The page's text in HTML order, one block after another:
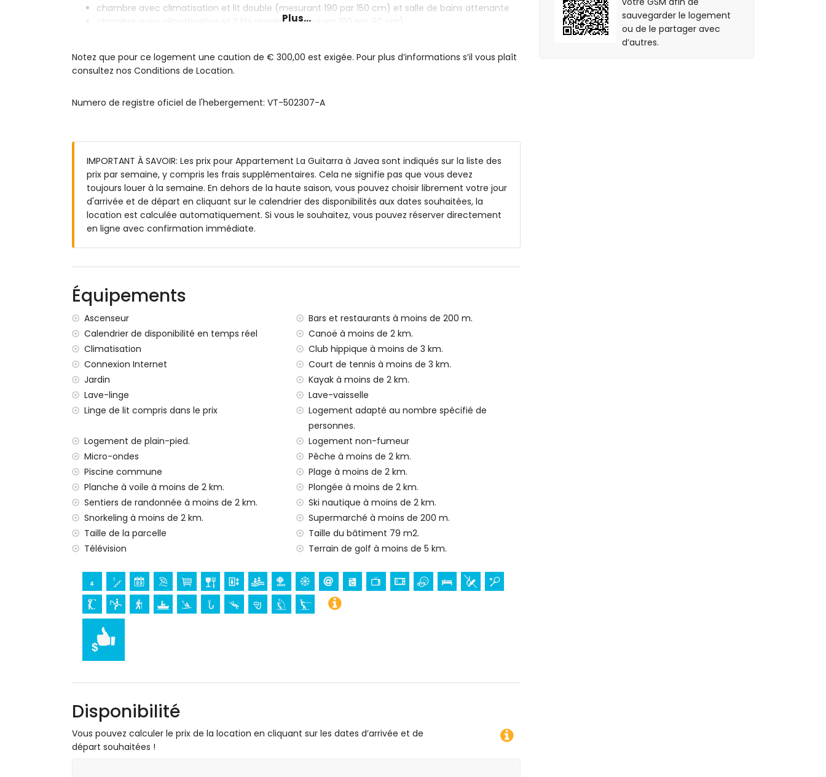
chambre avec climatisation et lit double (mesurant 190 par 150 cm) et salle de bains attenante
chambre avec climatisation et 2 lits simples (mesurant 190 par 90 cm)
Extérieur de l'appartement
jardin gazonné
Informations supplémentaires
berges ou rivage le plus proche : Méditerranée 1.3km
plage la plus proche : Javea 1.3km
port le plus proche : Javea 1.3km
aéroport le plus proche : Alicante (à plus de 100 kilomètres)
deuxième aéroport le plus proche : Valence (à plus de 100 kilomètres)
animaux de compagnie non admis
L'hébergement est très adapté aux familles avec enfants.
Services et équipements inclus dans le prix de la location de l'appartement
internet (WiFi)
linge de lit
servilletes
Loisirs et activités pendant vos vacances à Javea, Costa Blanca
cinéma, discothèque et bar (à moins de 1000 mètres de la maison)
promenade (à moins de 5 kilomètres de la maison)
Sites culturels à Javea, Costa Blanca
église (Puerto) (à moins de 5 kilomètres de l'hébergement)
château (Denia) (à moins de 25 kilomètres de l'hébergement)
Sports
tennis, golf (Javea), équitation, randonnée, canoë, kayak, pêche, plongée, snorkeling, planche à
voile et ski nautique (à moins de 5 kilomètres de l'appartement)
Plus...
Notez que pour ce logement une caution de € 300,00 est exigée. Pour plus d’informations s’il vous plaît
consultez nos Conditions de Location.
Numero de registre oficiel de l'hebergement: VT-502307-A
IMPORTANT À SAVOIR: Les prix pour Appartement La Guitarra à Javea sont indiqués sur la liste des
prix par semaine, y compris les frais supplémentaires. Cela ne signifie pas que vous devez
toujours louer à la semaine. En dehors de la haute saison, vous pouvez choisir librement votre jour
d'arrivée et de départ en cliquant sur le calendrier des disponibilités aux dates souhaitées, la
location est calculée automatiquement. Si vous le souhaitez, vous pouvez réserver directement
en ligne avec confirmation immédiate.
Équipements
Ascenseur
Bars et restaurants à moins de 200 m.
Calendrier de disponibilité en temps réel
Canoë à moins de 2 km.
Climatisation
Club hippique à moins de 3 km.
Connexion Internet
Court de tennis à moins de 3 km.
Jardin
Kayak à moins de 2 km.
Lave-linge
Lave-vaisselle
Linge de lit compris dans le prix
Logement adapté au nombre spécifié de
personnes.
Logement de plain-pied.
Logement non-fumeur
Micro-ondes
Pêche à moins de 2 km.
Piscine commune
Plage à moins de 2 km.
Planche à voile à moins de 2 km.
Plongée à moins de 2 km.
Sentiers de randonnée à moins de 2 km.
Ski nautique à moins de 2 km.
Snorkeling à moins de 2 km.
Supermarché à moins de 200 m.
Taille de la parcelle
Taille du bâtiment 79 m2.
Télévision
Terrain de golf à moins de 5 km.
Disponibilité
Vous pouvez calculer le prix de la location en cliquant sur les dates d’arrivée et de
départ souhaitées !
sauvegarder le logement
ou de le partager avec
d’autres.